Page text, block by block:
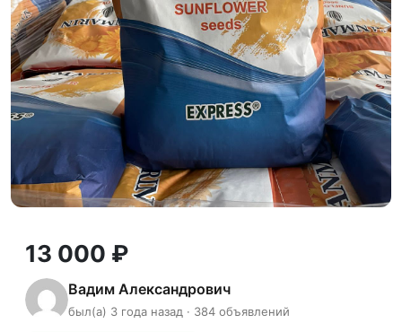
13 000 ₽
Вадим Александрович
был(а) 3 года назад · 384 объявлений